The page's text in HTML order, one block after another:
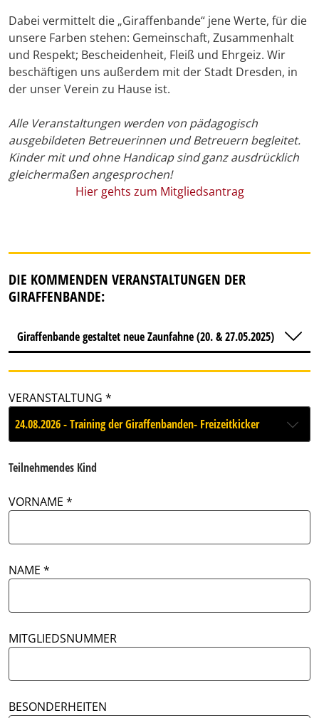
Dabei vermittelt die „Giraffenbande“ jene Werte, für die
unsere Farben stehen: Gemeinschaft, Zusammenhalt
und Respekt; Bescheidenheit, Fleiß und Ehrgeiz. Wir
beschäftigen uns außerdem mit der Stadt Dresden, in
der unser Verein zu Hause ist.
Alle Veranstaltungen werden von pädagogisch
ausgebildeten Betreuerinnen und Betreuern begleitet.
Kinder mit und ohne Handicap sind ganz ausdrücklich
gleichermaßen angesprochen!
Hier gehts zum Mitgliedsantrag
DIE KOMMENDEN VERANSTALTUNGEN DER
GIRAFFENBANDE:
Giraffenbande gestaltet neue Zaunfahne (20. & 27.05.2025)
VERANSTALTUNG
Teilnehmendes Kind
VORNAME
NAME
MITGLIEDSNUMMER
BESONDERHEITEN